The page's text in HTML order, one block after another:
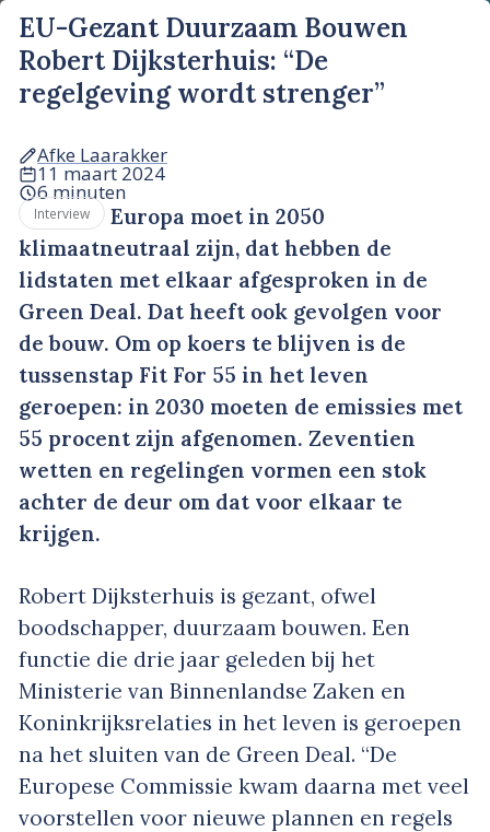
EU-Gezant Duurzaam Bouwen
Robert Dijksterhuis: “De
regelgeving wordt strenger”
Afke Laarakker
11 maart 2024
6 minuten
Interview
Europa moet in 2050
klimaatneutraal zijn, dat hebben de
lidstaten met elkaar afgesproken in de
Green Deal. Dat heeft ook gevolgen voor
de bouw. Om op koers te blijven is de
tussenstap Fit For 55 in het leven
geroepen: in 2030 moeten de emissies met
55 procent zijn afgenomen. Zeventien
wetten en regelingen vormen een stok
achter de deur om dat voor elkaar te
krijgen.
Robert Dijksterhuis is gezant, ofwel
boodschapper, duurzaam bouwen. Een
functie die drie jaar geleden bij het
Ministerie van Binnenlandse Zaken en
Koninkrijksrelaties in het leven is geroepen
na het sluiten van de Green Deal. “De
Europese Commissie kwam daarna met veel
voorstellen voor nieuwe plannen en regels